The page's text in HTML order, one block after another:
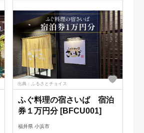
出典：ふるさとチョイス
ふぐ料理の宿さいば 宿泊
券１万円分 [BFCU001]
福井県 小浜市